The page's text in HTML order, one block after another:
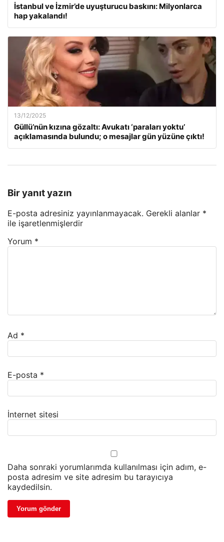
İstanbul ve İzmir’de uyuşturucu baskını: Milyonlarca
hap yakalandı!
13/12/2025
Güllü’nün kızına gözaltı: Avukatı ‘paraları yoktu’
açıklamasında bulundu; o mesajlar gün yüzüne çıktı!
Bir yanıt yazın
E-posta adresiniz yayınlanmayacak. Gerekli alanlar *
ile işaretlenmişlerdir
Yorum *
Ad *
E-posta *
İnternet sitesi
Daha sonraki yorumlarımda kullanılması için adım, e-
posta adresim ve site adresim bu tarayıcıya
kaydedilsin.